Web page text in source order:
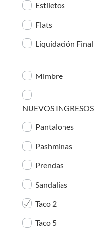
Estiletos
Flats
Liquidación Final
Mimbre
NUEVOS INGRESOS
Pantalones
Pashminas
Prendas
Sandalias
Taco 2
Taco 5